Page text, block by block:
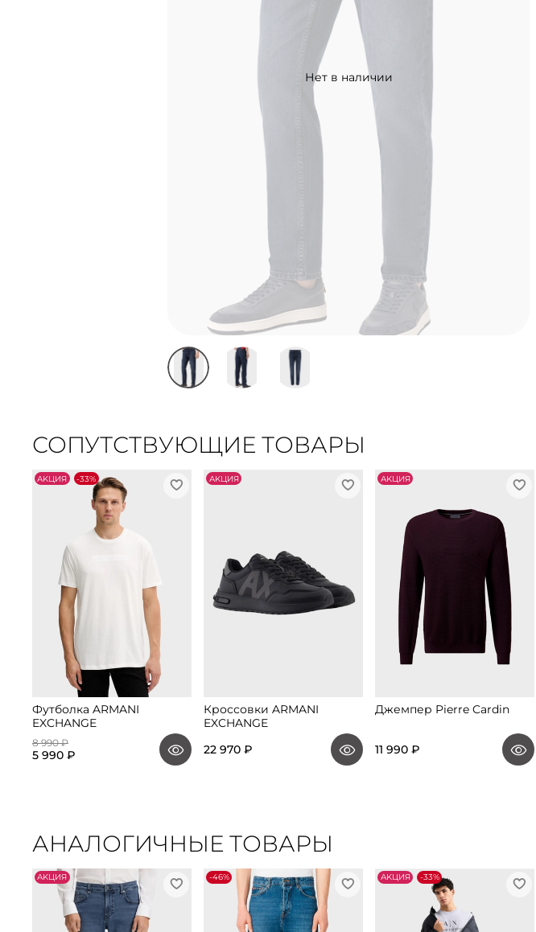
Нет в наличии
СОПУТСТВУЮЩИЕ ТОВАРЫ
АKЦИЯ -33%
Футболка ARMANI
EXCHANGE
8 990 ₽
5 990 ₽
АKЦИЯ
Кроссовки ARMANI
EXCHANGE
22 970 ₽
АKЦИЯ
Джемпер Pierre Cardin
11 990 ₽
АНАЛОГИЧНЫЕ ТОВАРЫ
АKЦИЯ -46% АKЦИЯ -33%